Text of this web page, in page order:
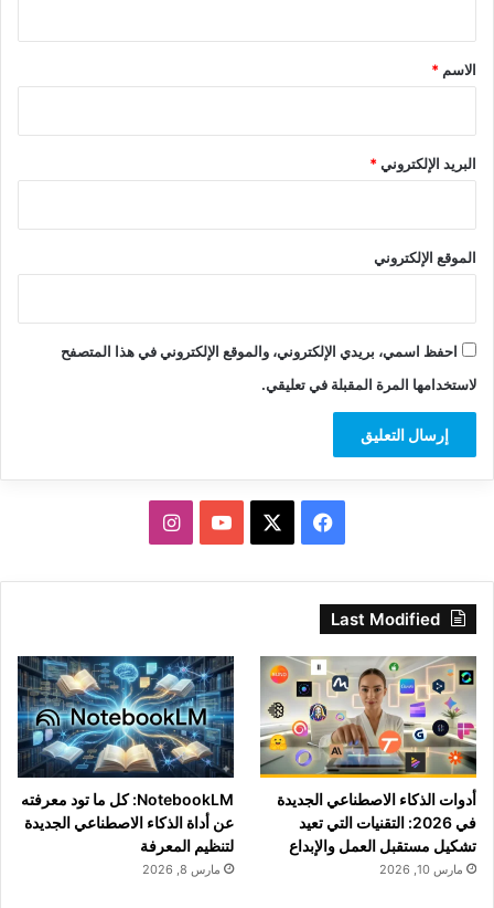
*
الاسم *
البريد الإلكتروني*
الموقع الإلكتروني
احفظ اسمي، بريدي الإلكتروني، والموقع الإلكتروني في هذا المتصفح
لاستخدامها المرة المقبلة في تعليقي.
فيسبوك ‫YouTubeانستقرام
Last Modified
أدوات الذكاء الاصطناعي الجديدة
في 2026: التقنيات التي تعيد
تشكيل مستقبل العمل والإبداع
مارس 10, 2026
NotebookLM: كل ما تود معرفته
عن أداة الذكاء الاصطناعي الجديدة
لتنظيم المعرفة
مارس 8, 2026